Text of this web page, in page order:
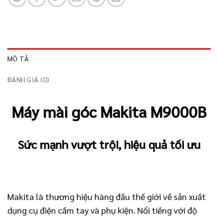
MÔ TẢ
ĐÁNH GIÁ (0)
Máy mài góc Makita M9000B
Sức mạnh vượt trội, hiệu quả tối ưu
Makita là thương hiệu hàng đầu thế giới về sản xuất
dụng cụ điện cầm tay và phụ kiện. Nổi tiếng với độ